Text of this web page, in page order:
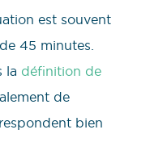
est souvent
45 minutes.
la définition de
de
bien